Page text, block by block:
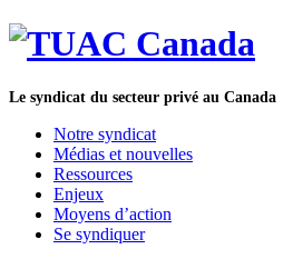
Le syndicat du secteur privé au Canada
Notre syndicat
Médias et nouvelles
Ressources
Enjeux
Moyens d’action
Se syndiquer